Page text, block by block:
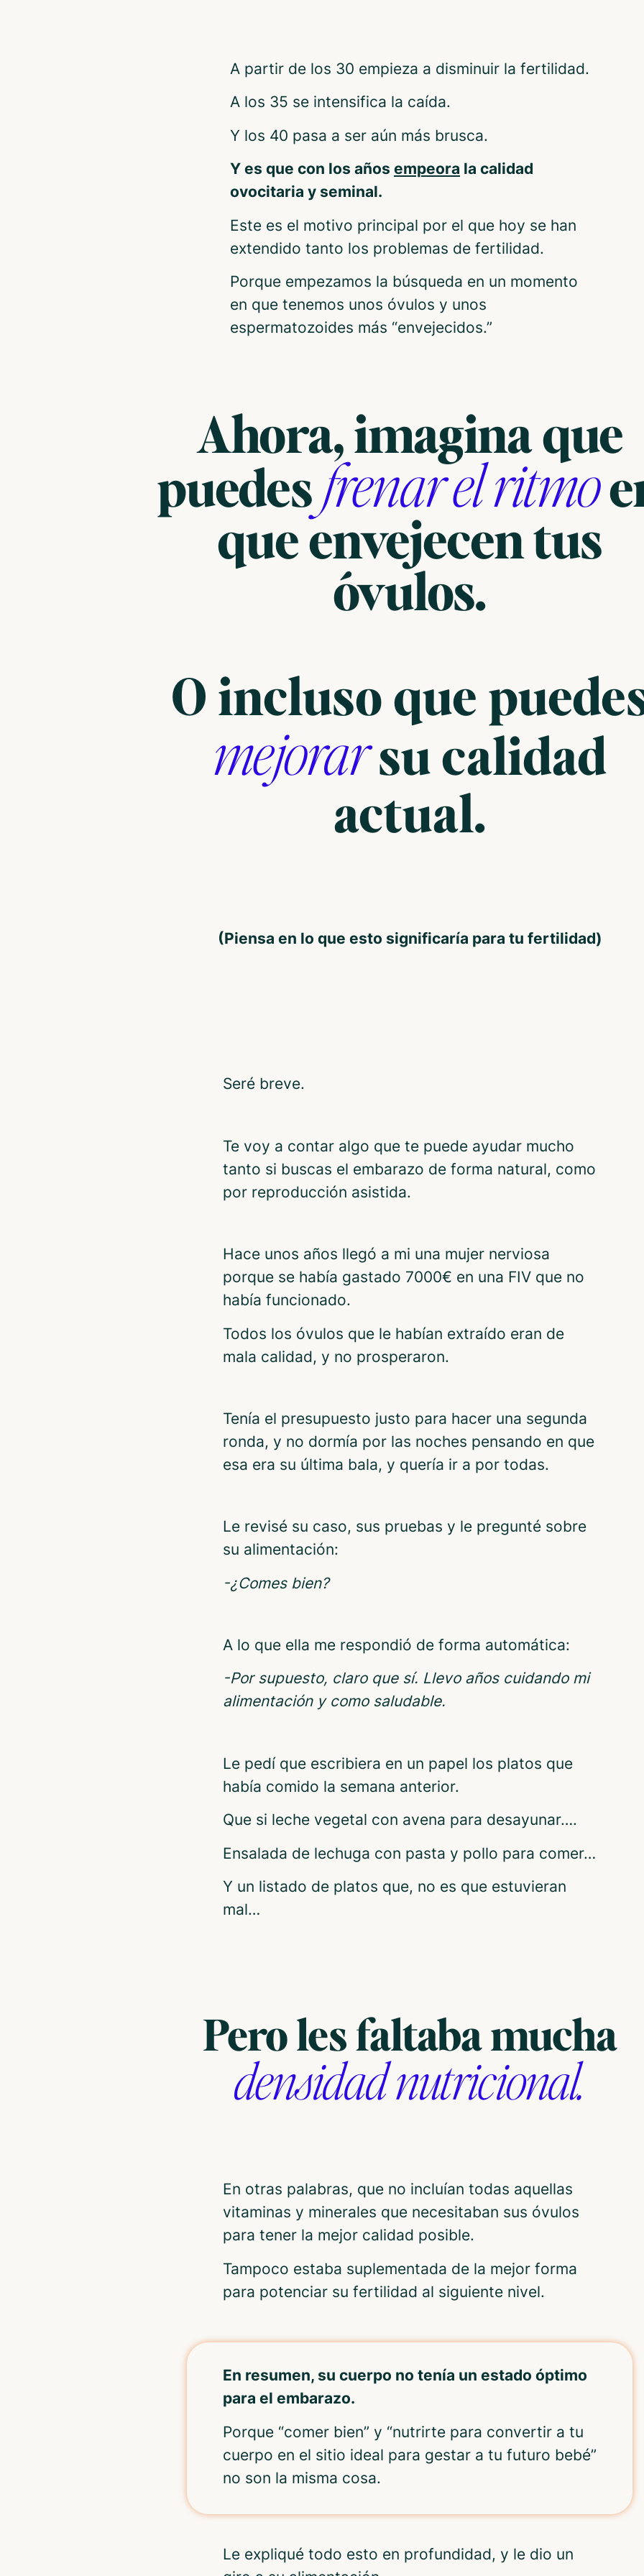
A partir de los 30 empieza a disminuir la fertilidad.
A los 35 se intensifica la caída.
Y los 40 pasa a ser aún más brusca.
Y es que con los años empeora la calidad
ovocitaria y seminal.
Este es el motivo principal por el que hoy se han
extendido tanto los problemas de fertilidad.
Porque empezamos la búsqueda en un momento
en que tenemos unos óvulos y unos
espermatozoides más “envejecidos.”
Ahora, imagina que
puedesfrenar el ritmo
que envejecen tus
óvulos.
O incluso que
mejorarsu calidad
actual.
(Piensa en lo que esto significaría para tu fertilidad)
Seré breve.
Te voy a contar algo que te puede ayudar mucho
tanto si buscas el embarazo de forma natural, como
por reproducción asistida.
Hace unos años llegó a mi una mujer nerviosa
porque se había gastado 7000€ en una FIV que no
había funcionado.
Todos los óvulos que le habían extraído eran de
mala calidad, y no prosperaron.
Tenía el presupuesto justo para hacer una segunda
ronda, y no dormía por las noches pensando en que
esa era su última bala, y quería ir a por todas.
Le revisé su caso, sus pruebas y le pregunté sobre
su alimentación:
-¿Comes bien?
A lo que ella me respondió de forma automática:
-Por supuesto, claro que sí. Llevo años cuidando mi
alimentación y como saludable.
Le pedí que escribiera en un papel los platos que
había comido la semana anterior.
Que si leche vegetal con avena para desayunar….
Ensalada de lechuga con pasta y pollo para comer…
Y un listado de platos que, no es que estuvieran
mal…
Pero les faltaba mucha
densidad nutricional.
En otras palabras, que no incluían todas aquellas
vitaminas y minerales que necesitaban sus óvulos
para tener la mejor calidad posible.
Tampoco estaba suplementada de la mejor forma
para potenciar su fertilidad al siguiente nivel.
En resumen, su cuerpo no tenía un estado óptimo
para el embarazo.
Porque “comer bien” y “nutrirte para convertir a tu
cuerpo en el sitio ideal para gestar a tu futuro bebé”
no son la misma cosa.
Le expliqué todo esto en profundidad, y le dio un